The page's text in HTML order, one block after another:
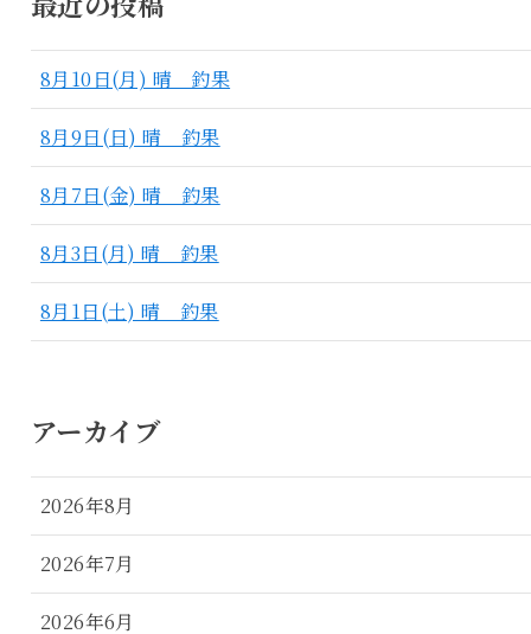
8月10日(月) 晴 釣果
8月9日(日) 晴 釣果
8月7日(金) 晴 釣果
8月3日(月) 晴 釣果
8月1日(土) 晴 釣果
アーカイブ
2026年8月
2026年7月
2026年6月